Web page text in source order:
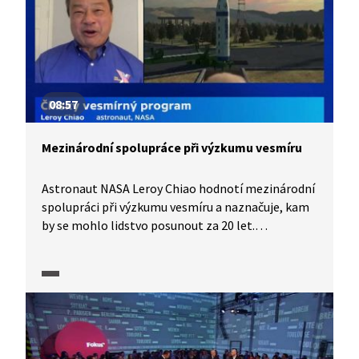
08:57
Mezinárodní spolupráce při výzkumu vesmíru
Astronaut NASA Leroy Chiao hodnotí mezinárodní
spolupráci při výzkumu vesmíru a naznačuje, kam
by se mohlo lidstvo posunout za 20 let.
i zlepšení vztahů mezi spolupracujícími zeměmi.
Navzdory očekávání se ale nezlepšila spolupráce
s Čínou. V rozhovoru s redaktorem ČT Danielem
Stachem popisuje Leroy Chiao čínský vesmírný
program jako těžko předvídatelný. Čína bere svůj